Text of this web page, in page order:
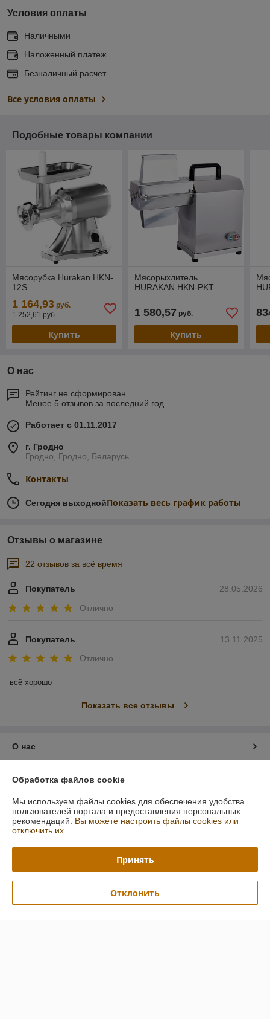
Условия оплаты
Наличными
Наложенный платеж
Безналичный расчет
Все условия оплаты
Подобные товары компании
Мясорубка Hurakan HKN-
12S
1 164,93 руб.
1 252,61 руб.
Купить
Мясорыхлитель
HURAKAN HKN-PKT
1 580,57 руб.
Купить
О нас
Рейтинг не сформирован
Менее 5 отзывов за последний год
Работает с 01.11.2017
г. Гродно
Гродно, Гродно, Беларусь
Контакты
Сегодня выходнойПоказать весь график работы
Отзывы о магазине
22 отзывов за всё время
28.05.2026
Покупатель
Отлично
13.11.2025
Покупатель
Отлично
всё хорошо
Показать все отзывы
О нас
Контакты
Доставка и оплата
График работы
Политика обработки cookies
Обработка файлов cookie
Мы используем файлы cookies для обеспечения удобства
пользователей портала и предоставления персональных
рекомендаций. Вы можете настроить файлы cookies или
отключить их.
Принять
Отклонить